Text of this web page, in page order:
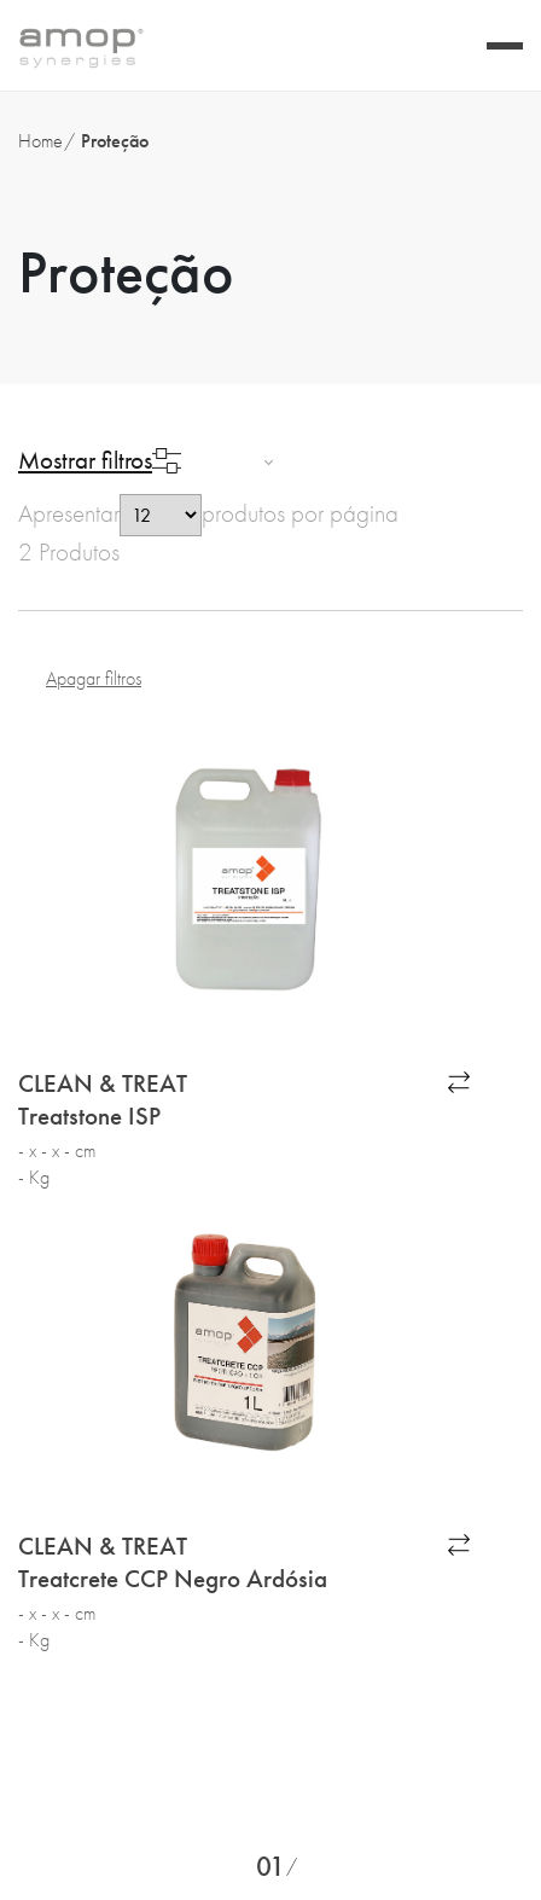
Home Proteção
Proteção
Apagar filtros
CLEAN & TREAT
Treatstone ISP
- x - x - cm
- Kg
CLEAN & TREAT
Treatcrete CCP Negro Ardósia
- x - x - cm
- Kg
01
Mostrar filtros
Apresentar
produtos por página
2 Produtos